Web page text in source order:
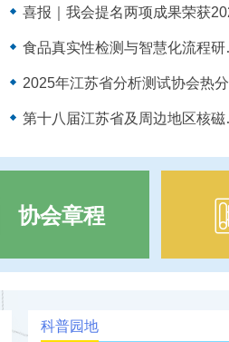
喜报｜我会提名两项成果荣获2024年度江苏省科学技术
食品真实性检测与智慧化流程研讨会在宁召开共话行业技术创新
2025年江苏省分析测试协会热分析技术多领域应用研讨会在镇江召开
第十八届江苏省及周边地区核磁共振学术研讨会 在苏州工学院顺利举办
协会章程
科普园地